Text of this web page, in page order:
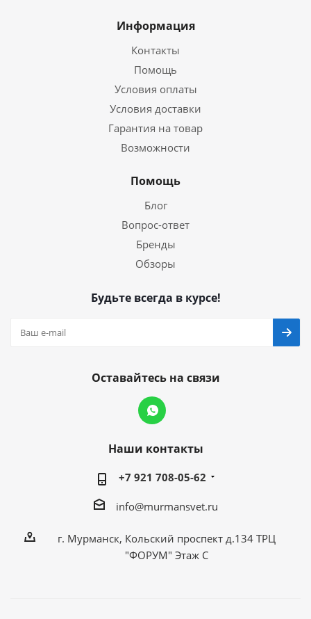
Информация
Контакты
Помощь
Условия оплаты
Условия доставки
Гарантия на товар
Возможности
Помощь
Блог
Вопрос-ответ
Бренды
Обзоры
Будьте всегда в курсе!
Оставайтесь на связи
Наши контакты
+7 921 708-05-62
info@murmansvet.ru
г. Мурманск, Кольский проспект д.134 ТРЦ
"ФОРУМ" Этаж С